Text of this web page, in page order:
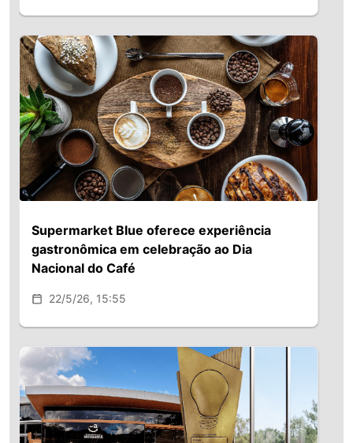
Supermarket Blue oferece experiência
gastronômica em celebração ao Dia
Nacional do Café
22/5/26, 15:55